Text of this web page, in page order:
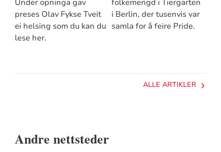
Under opninga gav
preses Olav Fykse Tveit
ei helsing som du kan du
lese her.
folkemengd i Tiergarten
i Berlin, der tusenvis var
samla for å feire Pride.
ALLE ARTIKLER
Andre nettsteder